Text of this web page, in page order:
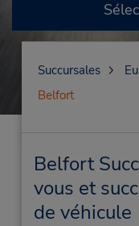
Succursales
Belfort
Belfort
vous et
de véhicule